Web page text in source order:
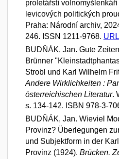
proletářstí
levicových politických
Praha: Národní archiv,
246. ISSN 1211-9768. URL
BUDŇÁK, Jan. Gute
Brünner
Strobl und Karl Wilhelm
Andere Wirklichkeiten :
österreichischen Literatur.
s. 134-142. ISBN 978-3-
BUDŇÁK, Jan. Wieviel
Provinz? Überlegungen
und Subjektform in der
Provinz (1924). Brücken.